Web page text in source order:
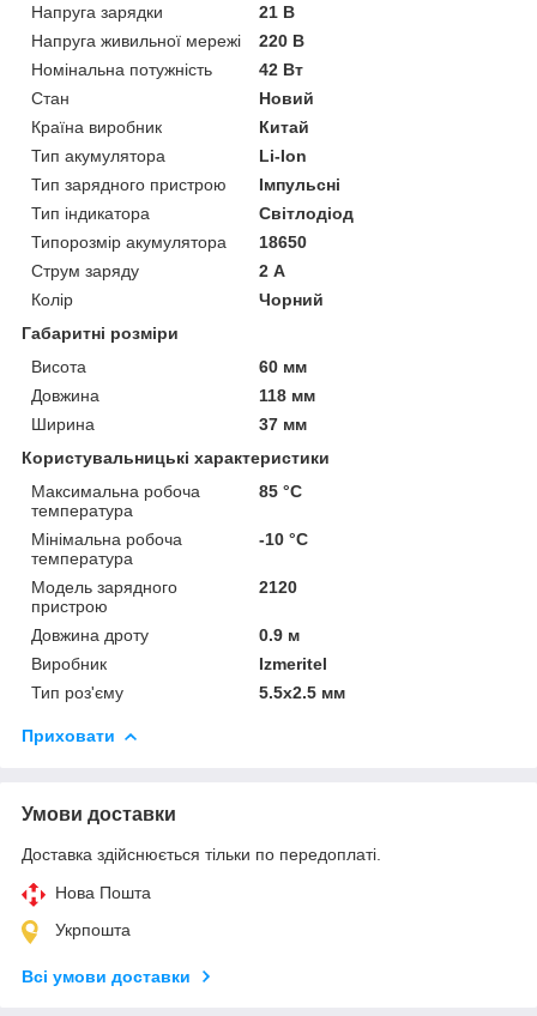
Напруга зарядки
21 В
Напруга живильної мережі
220 В
Номінальна потужність
42 Вт
Стан
Новий
Країна виробник
Китай
Тип акумулятора
Li-Ion
Тип зарядного пристрою
Імпульсні
Тип індикатора
Світлодіод
Типорозмір акумулятора
18650
Струм заряду
2 А
Колір
Чорний
Габаритні розміри
Висота
60 мм
Довжина
118 мм
Ширина
37 мм
Користувальницькі характеристики
Максимальна робоча
температура
85 °С
Мінімальна робоча
температура
-10 °С
Модель зарядного
пристрою
2120
Довжина дроту
0.9 м
Виробник
Izmeritel
Тип роз'єму
5.5x2.5 мм
Приховати
Умови доставки
Доставка здійснюється тільки по передоплаті.
Нова Пошта
Укрпошта
Всі умови доставки